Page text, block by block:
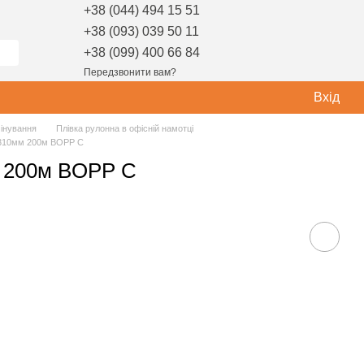
+38 (044) 494 15 51
+38 (093) 039 50 11
+38 (099) 400 66 84
Передзвонити вам?
Вхід
Плівка рулонна в офісній намотці
200м BOPP C
BOPP C